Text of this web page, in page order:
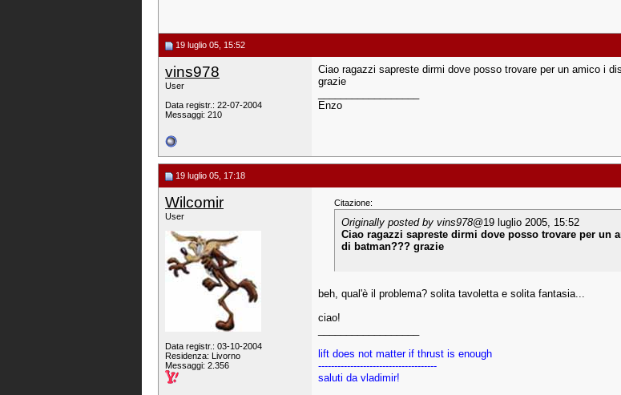
19 luglio 05, 15:52
vins978
User
Data registr.: 22-07-2004
Messaggi: 210
Ciao ragazzi sapreste dirmi dove posso trovare per un amico i
grazie
Enzo
19 luglio 05, 17:18
Wilcomir
User
Data registr.: 03-10-2004
Residenza: Livorno
Messaggi: 2.356
Citazione:
Originally posted by vins978@19 luglio 2005, 15:52
Ciao ragazzi sapreste dirmi dove posso trovare per
di batman??? grazie
beh, qual'è il problema? solita tavoletta e solita fantasia...
ciao!
lift does not matter if thrust is enough
-------------------------------------
saluti da vladimir!